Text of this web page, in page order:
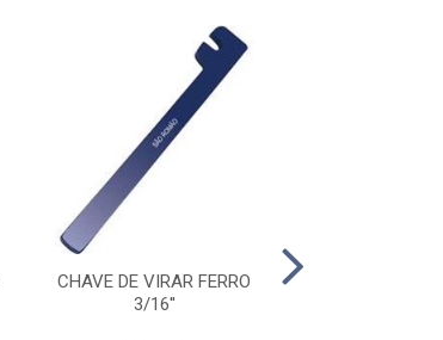
CHAVE DE VIRAR FERRO
3/16''